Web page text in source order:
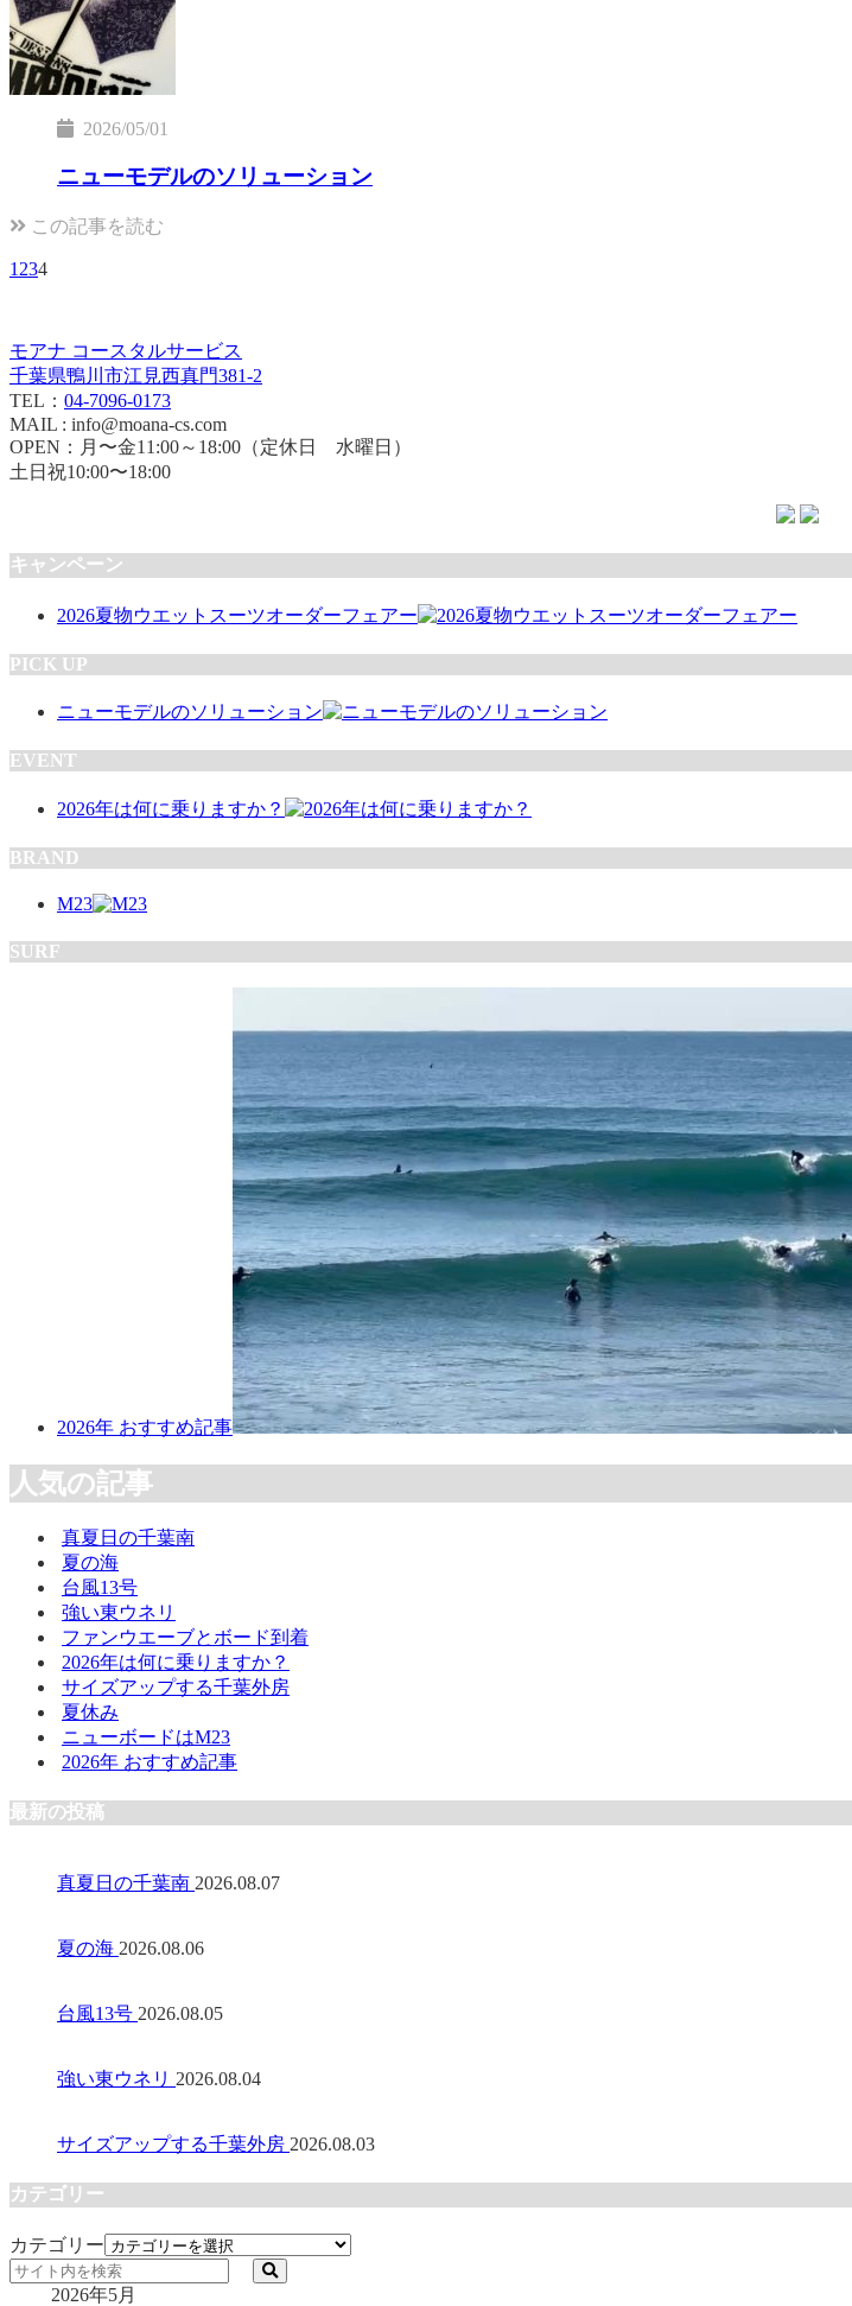
2026/05/01
ニューモデルのソリューション
この記事を読む
1 234
モアナ コースタルサービス
千葉県鴨川市江見西真門381-2
TEL： 04-7096-0173
MAIL : info@moana-cs.com
OPEN：月〜金11:00～18:00（定休日 水曜日）
土日祝10:00〜18:00
キャンペーン
2026夏物ウエットスーツオーダーフェアー
PICK UP
ニューモデルのソリューション
EVENT
2026年は何に乗りますか？
BRAND
M23
SURF
2026年 おすすめ記事
人気の記事
真夏日の千葉南
夏の海
台風13号
強い東ウネリ
ファンウエーブとボード到着
2026年は何に乗りますか？
サイズアップする千葉外房
夏休み
ニューボードはM23
2026年 おすすめ記事
最新の投稿
真夏日の千葉南 2026.08.07
夏の海 2026.08.06
台風13号 2026.08.05
強い東ウネリ 2026.08.04
サイズアップする千葉外房 2026.08.03
カテゴリー
カテゴリー
2026年5月